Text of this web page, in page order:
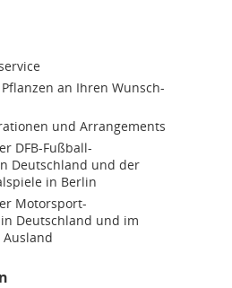
an Ihren Wunsch-
und Arrangements
DFB-Fußball-
Deutschland und der
in Berlin
Motorsport-
Deutschland und im